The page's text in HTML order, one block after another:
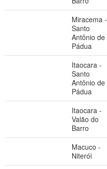
Miracema -
Santo
Antônio de
Pádua
Itaocara -
Santo
Antônio de
Pádua
Itaocara -
Valão do
Barro
Macuco -
Niterói